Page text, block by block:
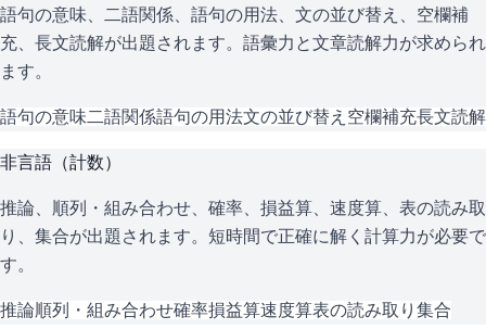
語句の意味、二語関係、語句の用法、文の並び替え、空欄補
充、長文読解が出題されます。語彙力と文章読解力が求められ
ます。
語句の意味二語関係語句の用法文の並び替え 空欄補充長文読解
非言語（計数）
推論、順列・組み合わせ、確率、損益算、速度算、表の読み取
り、集合が出題されます。短時間で正確に解く計算力が必要で
す。
推論順列・組み合わせ確率損益算速度算表の読み取り 集合